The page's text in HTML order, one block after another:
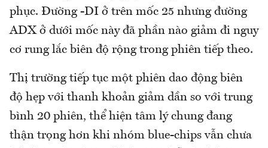
phục. Đường -DI ở trên mốc 25 nhưng đường
ADX ở dưới mốc này đã phần nào giảm đi nguy
cơ rung lắc biên độ rộng trong phiên tiếp theo.
Thị trường tiếp tục một phiên dao động biên
độ hẹp với thanh khoản giảm dần so với trung
bình 20 phiên, thể hiện tâm lý chung đang
thận trọng hơn khi nhóm blue-chips vẫn chưa